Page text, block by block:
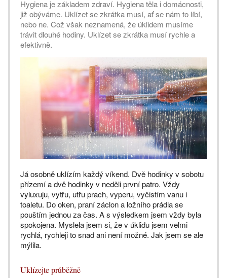
Hygiena je základem zdraví. Hygiena těla i domácnosti,
již obýváme. Uklízet se zkrátka musí, ať se nám to líbí,
nebo ne. Což však neznamená, že úklidem musíme
trávit dlouhé hodiny. Uklízet se zkrátka musí rychle a
efektivně.
Já osobně uklízím každý víkend. Dvě hodinky v sobotu
přízemí a dvě hodinky v neděli první patro. Vždy
vyluxuju, vytřu, utřu prach, vyperu, vyčistím vanu i
toaletu. Do oken, praní záclon a ložního prádla se
pouštím jednou za čas. A s výsledkem jsem vždy byla
spokojena. Myslela jsem si, že v úklidu jsem velmi
rychlá, rychleji to snad ani není možné. Jak jsem se ale
mýlila.
Uklízejte průběžně